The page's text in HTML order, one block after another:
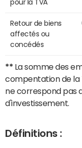
pour la TVA
Retour de biens
affectés ou
concédés
** La somme des
compentation de la
ne correspond pas
d'investissement.
Définitions :